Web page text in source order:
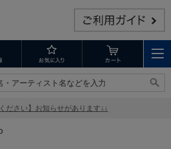
・アーティスト名などを入力
・アーティスト名などを入力
ださい】お知らせがあります↓↓